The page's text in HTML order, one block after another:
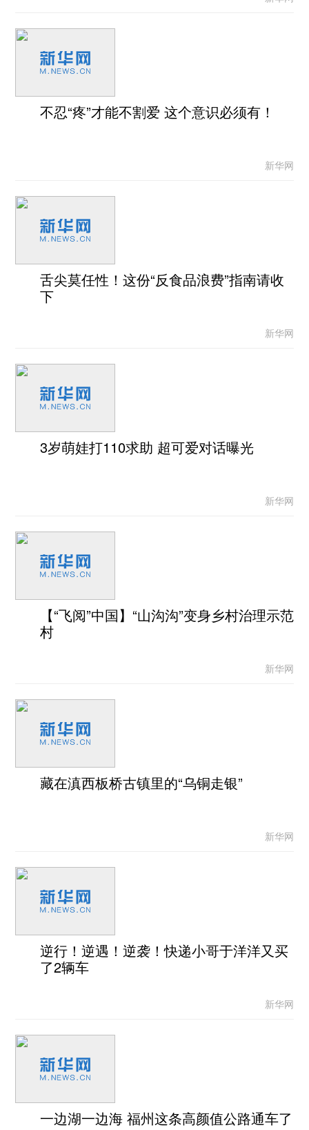
不忍“疼”才能不割爱 这个意识必须有！
新华网
舌尖莫任性！这份“反食品浪费”指南请收
下
新华网
3岁萌娃打110求助 超可爱对话曝光
新华网
【“飞阅”中国】“山沟沟”变身乡村治理示范
村
新华网
藏在滇西板桥古镇里的“乌铜走银”
新华网
逆行！逆遇！逆袭！快递小哥于洋洋又买
了2辆车
新华网
一边湖一边海 福州这条高颜值公路通车了